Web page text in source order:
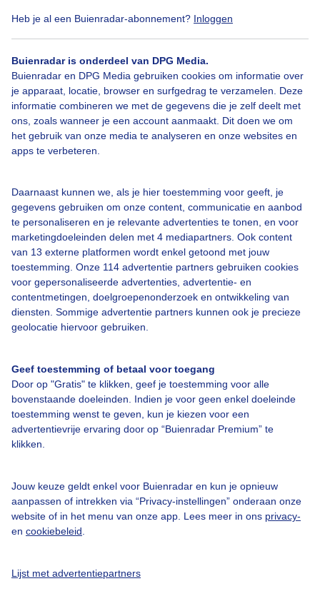
Heb je al een Buienradar-abonnement? Inloggen
Buienradar is onderdeel van DPG Media.
Buienradar en DPG Media gebruiken cookies om informatie over
je apparaat, locatie, browser en surfgedrag te verzamelen. Deze
informatie combineren we met de gegevens die je zelf deelt met
ons, zoals wanneer je een account aanmaakt. Dit doen we om
het gebruik van onze media te analyseren en onze websites en
apps te verbeteren.
Daarnaast kunnen we, als je hier toestemming voor geeft, je
gegevens gebruiken om onze content, communicatie en aanbod
te personaliseren en je relevante advertenties te tonen, en voor
marketingdoeleinden delen met 4 mediapartners. Ook content
van 13 externe platformen wordt enkel getoond met jouw
toestemming. Onze 114 advertentie partners gebruiken cookies
voor gepersonaliseerde advertenties, advertentie- en
contentmetingen, doelgroepenonderzoek en ontwikkeling van
diensten. Sommige advertentie partners kunnen ook je precieze
geolocatie hiervoor gebruiken.
Geef toestemming of betaal voor toegang
Door op "Gratis" te klikken, geef je toestemming voor alle
bovenstaande doeleinden. Indien je voor geen enkel doeleinde
toestemming wenst te geven, kun je kiezen voor een
advertentievrije ervaring door op “Buienradar Premium” te
klikken.
Jouw keuze geldt enkel voor Buienradar en kun je opnieuw
aanpassen of intrekken via “Privacy-instellingen” onderaan onze
website of in het menu van onze app. Lees meer in ons privacy-
en cookiebeleid
Lijst met advertentiepartners
Een moment geduld aub...
Over Buienradar
Bedrijfsgegevens
Veelgestelde vragen
Contact
Gebruikersvoorwaarden
Adverteren
Buienradar Team
Privacy beleid
Privacy instellingen
Gratis weerdata
Buienradar